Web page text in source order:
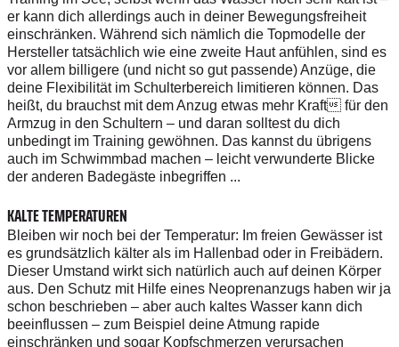
er kann dich allerdings auch in deiner Bewegungsfreiheit
einschränken. Während sich nämlich die Topmodelle der
Hersteller tatsächlich wie eine zweite Haut anfühlen, sind es
vor allem billigere (und nicht so gut passende) Anzüge, die
deine Flexibilität im Schulterbereich limitieren können. Das
heißt, du brauchst mit dem Anzug etwas mehr Kraft für den
Armzug in den Schultern – und daran solltest du dich
unbedingt im Training gewöhnen. Das kannst du übrigens
auch im Schwimmbad machen – leicht verwunderte Blicke
der anderen Badegäste inbegriffen ...
KALTE TEMPERATUREN
Bleiben wir noch bei der Temperatur: Im freien Gewässer ist
es grundsätzlich kälter als im Hallenbad oder in Freibädern.
Dieser Umstand wirkt sich natürlich auch auf deinen Körper
aus. Den Schutz mit Hilfe eines Neoprenanzugs haben wir ja
schon beschrieben – aber auch kaltes Wasser kann dich
beeinflussen – zum Beispiel deine Atmung rapide
einschränken und sogar Kopfschmerzen verursachen